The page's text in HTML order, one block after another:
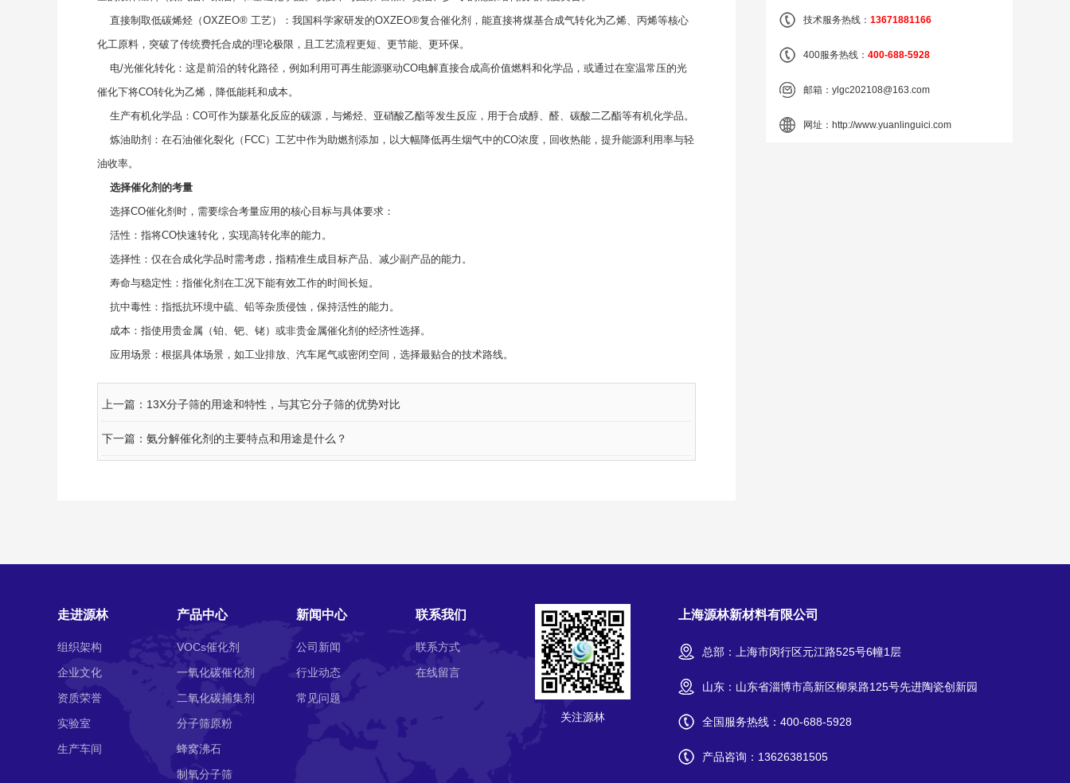
直接制取低碳烯烃（OXZEO® 工艺）：我国科学家研发的OXZEO®复合催化剂，能直接将煤基合成气转化为乙烯、丙烯等核心
化工原料，突破了传统费托合成的理论极限，且工艺流程更短、更节能、更环保。
电/光催化转化：这是前沿的转化路径，例如利用可再生能源驱动CO电解直接合成高价值燃料和化学品，或通过在室温常压的光
催化下将CO转化为乙烯，降低能耗和成本。
生产有机化学品：CO可作为羰基化反应的碳源，与烯烃、亚硝酸乙酯等发生反应，用于合成醇、醛、碳酸二乙酯等有机化学品。
炼油助剂：在石油催化裂化（FCC）工艺中作为助燃剂添加，以大幅降低再生烟气中的CO浓度，回收热能，提升能源利用率与轻
油收率。
选择催化剂的考量
选择CO催化剂时，需要综合考量应用的核心目标与具体要求：
活性：指将CO快速转化，实现高转化率的能力。
选择性：仅在合成化学品时需考虑，指精准生成目标产品、减少副产品的能力。
寿命与稳定性：指催化剂在工况下能有效工作的时间长短。
抗中毒性：指抵抗环境中硫、铅等杂质侵蚀，保持活性的能力。
成本：指使用贵金属（铂、钯、铑）或非贵金属催化剂的经济性选择。
应用场景：根据具体场景，如工业排放、汽车尾气或密闭空间，选择最贴合的技术路线。
上一篇： 13X分子筛的用途和特性，与其它分子筛的优势对比
下一篇： 氨分解催化剂的主要特点和用途是什么？
技术服务热线：13671881166
400服务热线：400-688-5928
邮箱：ylgc202108@163.com
网址：http://www.yuanlinguici.com
走进源林
组织架构
企业文化
资质荣誉
实验室
生产车间
产品中心
VOCs催化剂
一氧化碳催化剂
二氧化碳捕集剂
分子筛原粉
蜂窝沸石
制氧分子筛
新闻中心
公司新闻
行业动态
常见问题
联系我们
联系方式
在线留言
关注源林
上海源林新材料有限公司
总部：上海市闵行区元江路525号6幢1层
山东：山东省淄博市高新区柳泉路125号先进陶瓷创新园
全国服务热线： 400-688-5928
产品咨询： 13626381505